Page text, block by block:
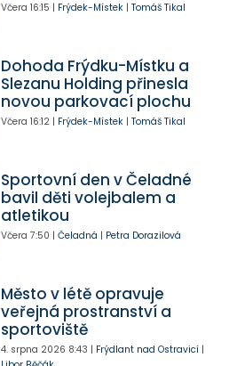
Včera 16:15 | Frýdek-Místek| Tomáš Tikal
Dohoda Frýdku-Místku a
Slezanu Holding přinesla
novou parkovací plochu
Včera 16:12| Frýdek-Místek| Tomáš Tikal
Sportovní den v Čeladné
bavil děti volejbalem a
atletikou
Včera 7:50 | Čeladná | Petra Dorazilová
Město v létě opravuje
veřejná prostranství a
sportoviště
4. srpna 2026 8:43 | Frýdlant nad Ostravicí|